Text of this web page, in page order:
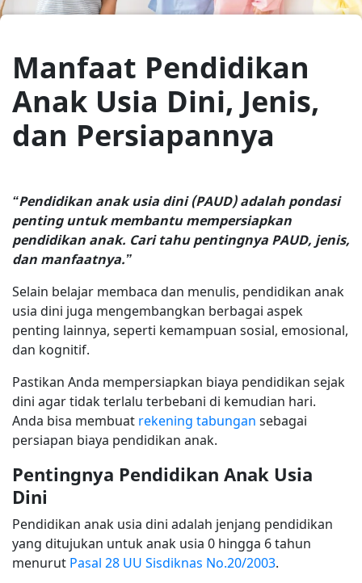
Manfaat Pendidikan
Anak Usia Dini, Jenis,
dan Persiapannya
“Pendidikan anak usia dini (PAUD) adalah pondasi
penting untuk membantu mempersiapkan
pendidikan anak. Cari tahu pentingnya PAUD, jenis,
dan manfaatnya.”
Selain belajar membaca dan menulis, pendidikan anak
usia dini juga mengembangkan berbagai aspek
penting lainnya, seperti kemampuan sosial, emosional,
dan kognitif.
Pastikan Anda mempersiapkan biaya pendidikan sejak
dini agar tidak terlalu terbebani di kemudian hari.
Anda bisa membuat rekening tabungan sebagai
persiapan biaya pendidikan anak.
Pentingnya Pendidikan Anak Usia
Dini
Pendidikan anak usia dini adalah jenjang pendidikan
yang ditujukan untuk anak usia 0 hingga 6 tahun
menurut Pasal 28 UU Sisdiknas No.20/2003.